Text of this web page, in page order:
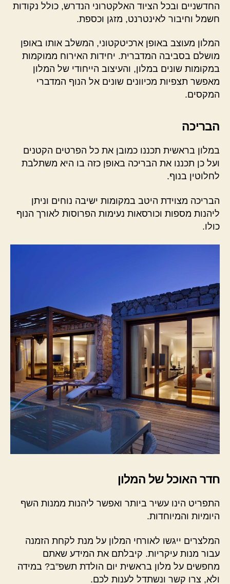
החדשניים ובכל הציוד האלקטרוני הנדרש, כולל נקודות
חשמל וחיבור לאינטרנט, מזגן וכספת.
המלון מעוצב באופן ארכיטקטוני, המשלב אותו באופן
מושלם בסביבה המדברית. יחידות האירוח ממוקמות
במקומות שונים במלון, והעיצוב הייחודי של המלון
מאפשר תצפיות מכיוונים שונים אל הנוף המדברי
המקסים.
הבריכה
במלון בראשית תכננו כמובן את כל הפרטים הקטנים
ועל כן תכננו את הבריכה באופן כזה בו היא משתלבת
לחלוטין בנוף.
הבריכה מצוידת היטב במקומות ישיבה נוחים וניתן
ליהנות מספות וכורסאות נעימות הפרוסות לאורך הנוף
כולו.
חדר האוכל של המלון
התפריט הינו עשיר ביותר ואפשר ליהנות ממנות השף
היומיות והמיוחדות.
המלצרים ייגשו לאורחי המלון על מנת לקחת הזמנה
עבור מנות עיקריות. קיבלתם את המידע שאתם
מחפשים על מלון בראשית יום הולדת תשפ"ב? במידה
ולא, צרו קשר ונשתדל לענות לכם.